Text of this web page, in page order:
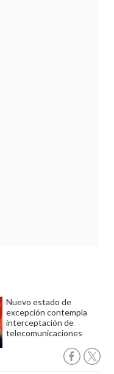
Nuevo estado de
excepción contempla
interceptación de
telecomunicaciones